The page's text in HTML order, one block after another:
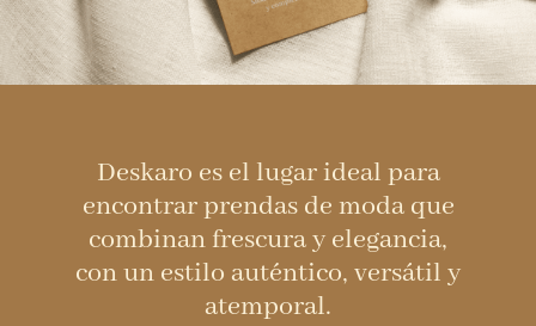
Deskaro es el lugar ideal para
encontrar prendas de moda que
combinan frescura y elegancia,
con un estilo auténtico, versátil y
atemporal.